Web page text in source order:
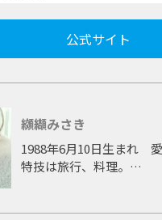
公式サイト
纐纈みさき
1988年6月10日生まれ
特技は旅行、料理。